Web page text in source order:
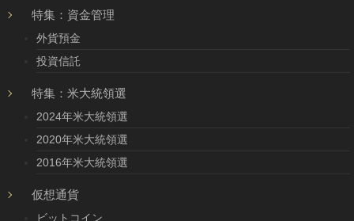
特集：資金管理
外貨預金
投資信託
特集：米大統領選
2024年米大統領選
2020年米大統領選
2016年米大統領選
仮想通貨
ビットコイン